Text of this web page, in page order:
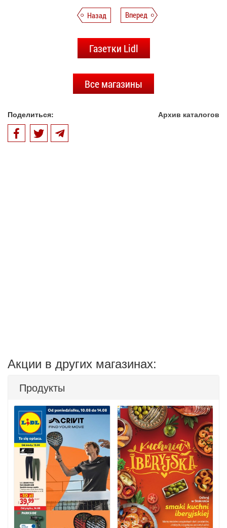
Назад Вперед
Газетки Lidl
Все магазины
Поделиться: Архив каталогов
Акции в других магазинах:
Продукты